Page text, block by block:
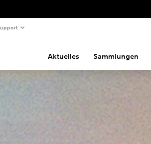
Aktuelles Sammlungen